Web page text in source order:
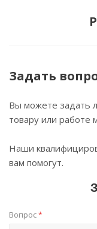
Задать
Вы можете задать
товару или работе
Наши
вам помогут.
Вопрос*